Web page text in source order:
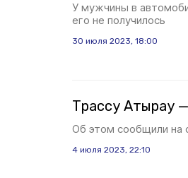
У мужчины в
его не получилось
30 июля 2023, 18:00
Трассу Атырау
Об этом сообщили на
4 июля 2023, 22:10